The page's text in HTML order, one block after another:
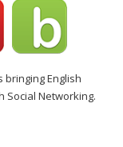
English
Social Networking.